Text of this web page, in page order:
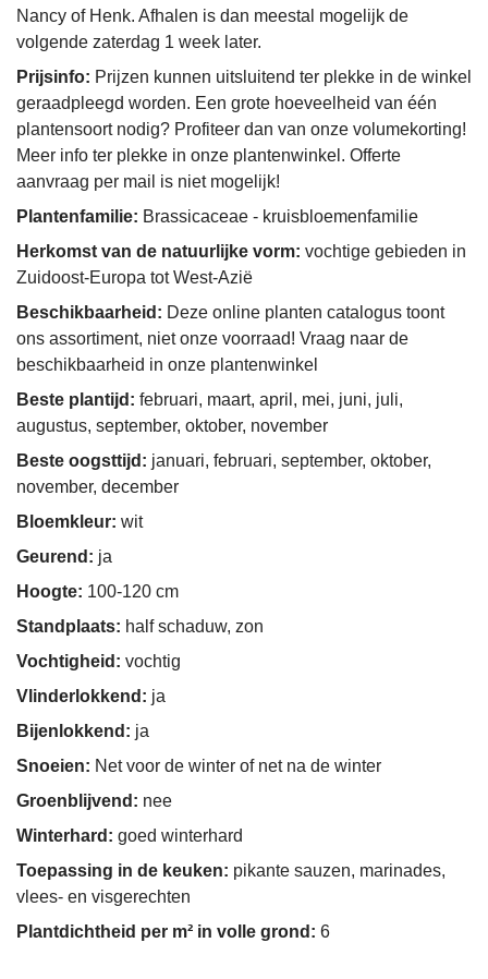
Nancy of Henk. Afhalen is dan meestal mogelijk de
volgende zaterdag 1 week later.
Prijsinfo: Prijzen kunnen uitsluitend ter plekke in de winkel
geraadpleegd worden. Een grote hoeveelheid van één
plantensoort nodig? Profiteer dan van onze volumekorting!
Meer info ter plekke in onze plantenwinkel. Offerte
aanvraag per mail is niet mogelijk!
Plantenfamilie: Brassicaceae - kruisbloemenfamilie
Herkomst van de natuurlijke vorm: vochtige gebieden in
Zuidoost-Europa tot West-Azië
Beschikbaarheid: Deze online planten catalogus toont
ons assortiment, niet onze voorraad! Vraag naar de
beschikbaarheid in onze plantenwinkel
Beste plantijd: februari, maart, april, mei, juni, juli,
augustus, september, oktober, november
Beste oogsttijd: januari, februari, september, oktober,
november, december
Bloemkleur: wit
Geurend: ja
Hoogte: 100-120 cm
Standplaats: half schaduw, zon
Vochtigheid: vochtig
Vlinderlokkend: ja
Bijenlokkend: ja
Snoeien: Net voor de winter of net na de winter
Groenblijvend: nee
Winterhard: goed winterhard
Toepassing in de keuken: pikante sauzen, marinades,
vlees- en visgerechten
Plantdichtheid per m² in volle grond: 6